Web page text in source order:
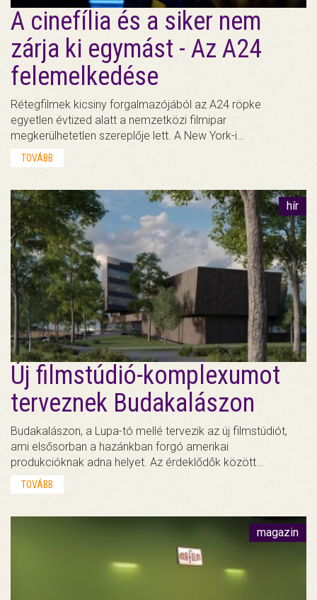
A cinefília és a siker nem
zárja ki egymást - Az A24
felemelkedése
Rétegfilmek kicsiny forgalmazójából az A24 röpke
egyetlen évtized alatt a nemzetközi filmipar
megkerülhetetlen szereplője lett. A New York-i…
TOVÁBB
hír
Új filmstúdió-komplexumot
terveznek Budakalászon
Budakalászon, a Lupa-tó mellé tervezik az új filmstúdiót,
ami elsősorban a hazánkban forgó amerikai
produkcióknak adna helyet. Az érdeklődők között…
TOVÁBB
magazin